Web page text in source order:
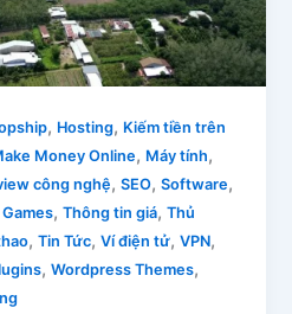
, Hosting, Kiếm tiền trên
Money Online, Máy tính,
công nghệ,SEO,Software,
,Thông tin giá,Thủ
,Tin Tức,Ví điện tử,VPN,
,Wordpress Themes,